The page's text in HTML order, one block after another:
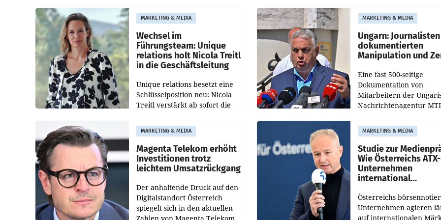
Besetzungen für die
Direktionen abgestimmt
werden.
Optimierungsplattform
OtterlyAI. Damit baut die
Agentur ihr
MARKETING & MEDIA
Wechsel im
Führungsteam: Unique
relations holt Nicola Treitl
in die Geschäftsleitung
Unique relations besetzt eine
Schlüsselposition neu: Nicola
Treitl verstärkt ab sofort die
PR-Agentur an der Seite von
Josef Kalina und Anna Kalina-
Mahr.
MARKETING & MEDIA
Ungarn: Journalisten
dokumentierten
Manipulation und
Eine fast 500-seitige
Dokumentation von
Mitarbeitern der
Nachrichtenagentur
Manipulation und Zensur
der Agentur während
MARKETING & MEDIA
Magenta Telekom erhöht
Investitionen trotz
leichtem Umsatzrückgang
Der anhaltende Druck auf den
Digitalstandort Österreich
spiegelt sich in den aktuellen
MARKETING & MEDIA
Studie zur
Wie Österreichs ATX-
Unternehmen
international
Österreichs
Unternehmen agieren
auf internationalen